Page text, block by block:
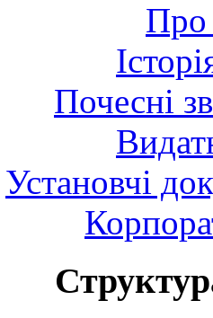
Про
Почесні
Установчі